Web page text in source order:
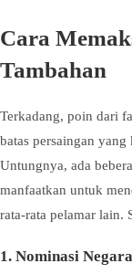
Cara
Tambahan
Terkadang, poin dari
batas persaingan
Untungnya, ada
manfaatkan untuk
rata-rata pelamar lain.
1. Nominasi